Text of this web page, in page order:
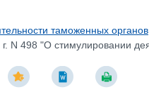
таможенных органов
N 498 "О стимулировании